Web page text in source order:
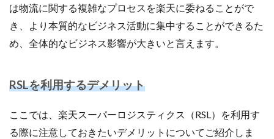
は物流に関する複雑なプロセスを楽天に委ねることがで
き、より本質的なビジネス活動に集中することができるた
め、全体的なビジネス影響が大きいと言えます。
RSLを利用するデメリット
ここでは、楽天スーパーロジスティクス（RSL）を利用す
る際に注意しておきたいデメリットについてご紹介しま
ランキング
リスク回避
リスク管理
リスティング広告
リターゲティング
リニューアル
リワード
ルール レビュー
レビュー対策
三木谷浩史
上位 上位表示
二重価格
企業属性